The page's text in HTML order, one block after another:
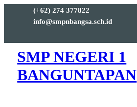
(+62) 274 377822
info@smpnbangsa.sch.id
SMP NEGERI 1
BANGUNTAPAN